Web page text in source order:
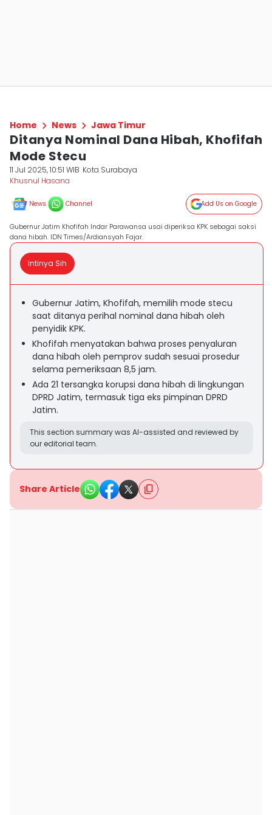
Home News Jawa Timur
Ditanya Nominal Dana Hibah, Khofifah
Mode Stecu
11 Jul 2025, 10:51 WIB Kota Surabaya
Khusnul Hasana
News Channel Add Us on Google
Gubernur Jatim Khofifah Indar Parawansa usai diperiksa KPK sebagai saksi
dana hibah. IDN Times/Ardiansyah Fajar.
Intinya Sih
Gubernur Jatim, Khofifah, memilih mode stecu
saat ditanya perihal nominal dana hibah oleh
penyidik KPK.
Khofifah menyatakan bahwa proses penyaluran
dana hibah oleh pemprov sudah sesuai prosedur
selama pemeriksaan 8,5 jam.
Ada 21 tersangka korupsi dana hibah di lingkungan
DPRD Jatim, termasuk tiga eks pimpinan DPRD
Jatim.
This section summary was AI-assisted and reviewed by
our editorial team.
Share Article